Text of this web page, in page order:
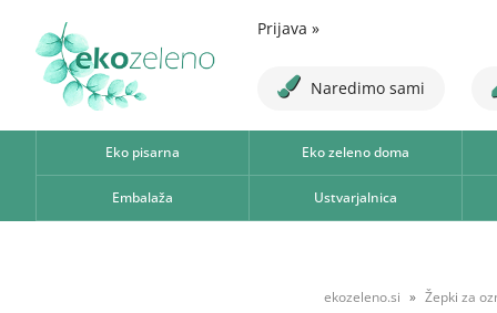
Prijava »
Naredimo sami
Eko pisarna Eko zeleno doma
Embalaža Ustvarjalnica
ekozeleno.si Žepki za